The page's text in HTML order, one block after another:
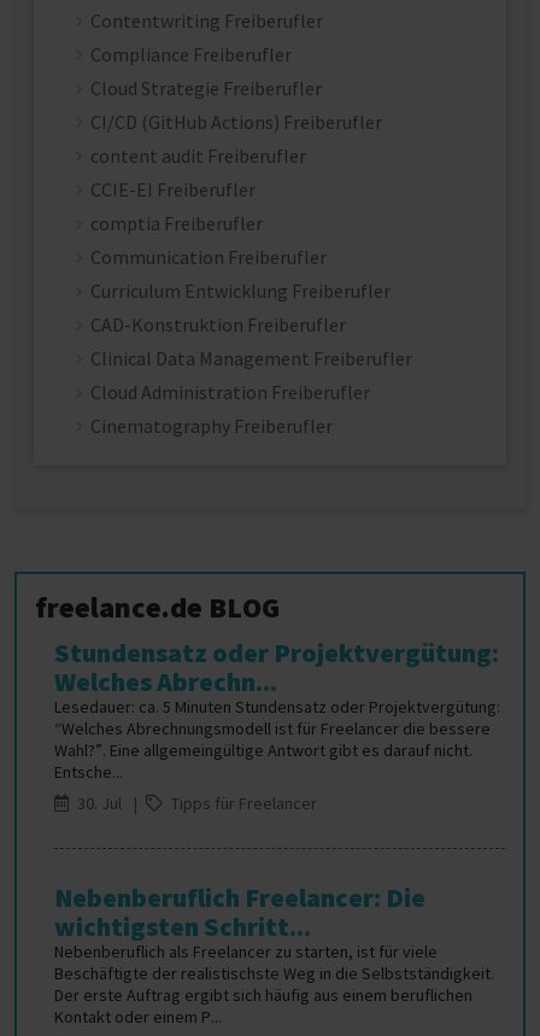
Contentwriting Freiberufler
Compliance Freiberufler
Cloud Strategie Freiberufler
CI/CD (GitHub Actions) Freiberufler
content audit Freiberufler
CCIE-EI Freiberufler
comptia Freiberufler
Communication Freiberufler
Curriculum Entwicklung Freiberufler
CAD-Konstruktion Freiberufler
Clinical Data Management Freiberufler
Cloud Administration Freiberufler
Cinematography Freiberufler
freelance.de BLOG
Stundensatz oder Projektvergütung:
Welches Abrechn...
Lesedauer: ca. 5 Minuten Stundensatz oder Projektvergütung:
“Welches Abrechnungsmodell ist für Freelancer die bessere
Wahl?”. Eine allgemeingültige Antwort gibt es darauf nicht.
Entsche...
30. Jul |
Tipps für Freelancer
Nebenberuflich Freelancer: Die
wichtigsten Schritt...
Nebenberuflich als Freelancer zu starten, ist für viele
Beschäftigte der realistischste Weg in die Selbstständigkeit.
Der erste Auftrag ergibt sich häufig aus einem beruflichen
Kontakt oder einem P...